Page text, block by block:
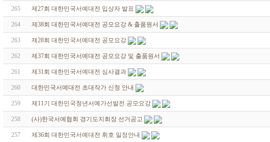
265 제27회 대한민국서예대전 입상자 발표
264 제38회 대한민국서예대전 공모요강 & 출품원서
263 제28회 대한민국서예대전 공모요강
262 제37회 대한민국서예대전 공모요강 및 출품원서
261 제31회 대한민국서예대전 심사결과
260 대한민국서예대전 초대작가 신청 안내
259 제11기 대한민국청년서예가선발전 공모요강
258 (사)한국서예협회 경기도지회장 선거공고
257 제36회 대한민국서예대전 휘호 일정안내